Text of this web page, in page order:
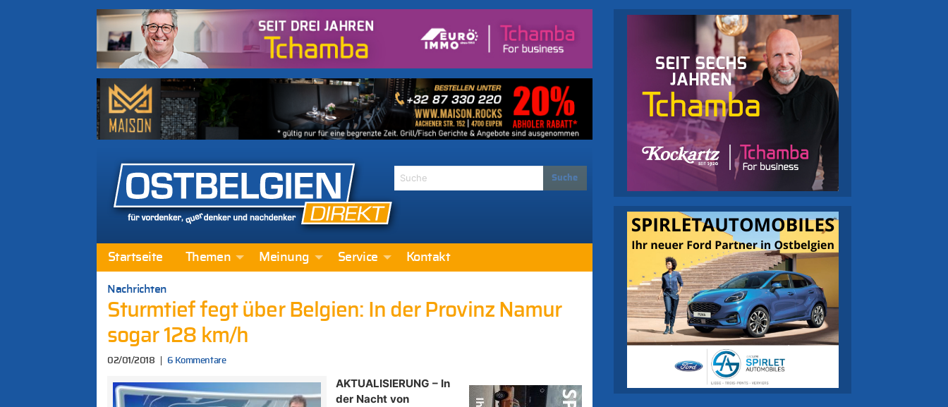
Startseite Themen Meinung Service Kontakt
Nachrichten
Sturmtief fegt über Belgien: In der Provinz Namur
sogar 128 km/h
02/01/2018 6 Kommentare
AKTUALISIERUNG – In
der Nacht von